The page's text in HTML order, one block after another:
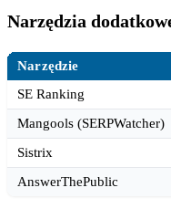
Narzędzia
Narzędzie
SE Ranking
Mangools (SERPWatcher)
Sistrix
AnswerThePublic